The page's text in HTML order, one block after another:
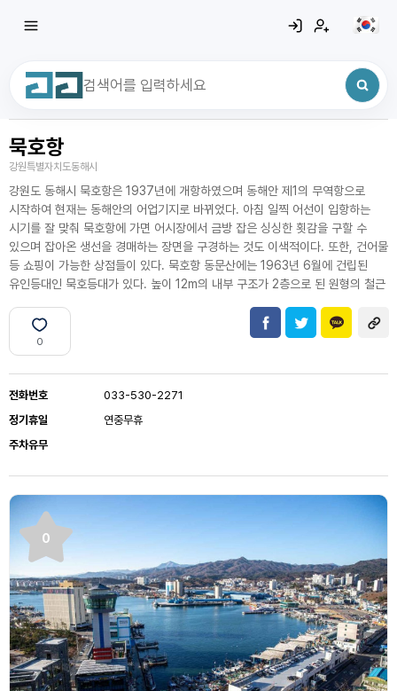
최근 검색어
묵호항
강원특별자치도동해시
강원도 동해시 묵호항은 1937년에 개항하였으며 동해안 제1의 무역항으로
시작하여 현재는 동해안의 어업기지로 바뀌었다. 아침 일찍 어선이 입항하는
시기를 잘 맞춰 묵호항에 가면 어시장에서 금방 잡은 싱싱한 횟감을 구할 수
있으며 잡아온 생선을 경매하는 장면을 구경하는 것도 이색적이다. 또한, 건어물
등 쇼핑이 가능한 상점들이 있다. 묵호항 동문산에는 1963년 6월에 건립된
유인등대인 묵호등대가 있다. 높이 12m의 내부 구조가 2층으로 된 원형의 철근
0
전화번호
033-530-2271
정기휴일
연중무휴
주차유무
0